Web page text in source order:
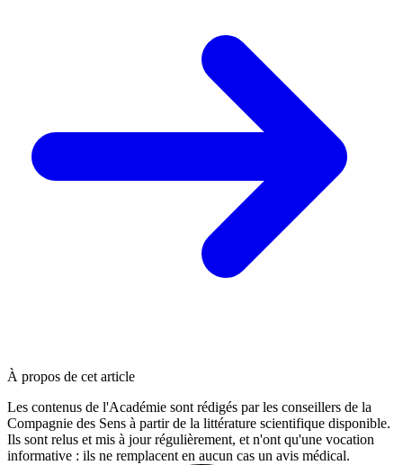
À propos de cet article
Les contenus de l'Académie sont rédigés par les conseillers de la
Compagnie des Sens à partir de la littérature scientifique disponible.
Ils sont relus et mis à jour régulièrement, et n'ont qu'une vocation
informative : ils ne remplacent en aucun cas un avis médical.